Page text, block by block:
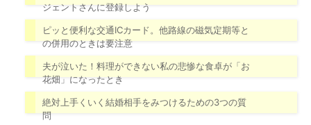
ジェントさんに登録しよう
ピッと便利な交通ICカード。他路線の磁気定期等と
の併用のときは要注意
夫が泣いた！料理ができない私の悲惨な食卓が「お
花畑」になったとき
絶対上手くいく結婚相手をみつけるための3つの質
問